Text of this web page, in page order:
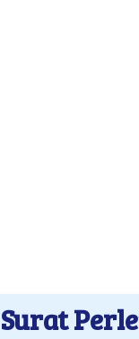
Surat